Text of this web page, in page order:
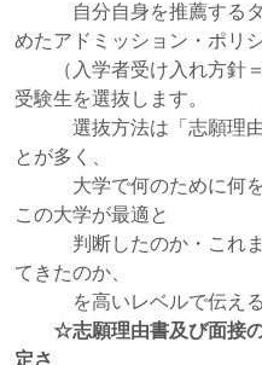
自分自身を推薦するタ
めたアドミッション・ポリ
（入学者受け入れ方針＝
受験生を選抜します。
選抜方法は「志願理由
とが多く、
大学で何のために何を
この大学が最適と
判断したのか・これま
てきたのか、
を高いレベルで伝える
☆志願理由書及び面接
定さ